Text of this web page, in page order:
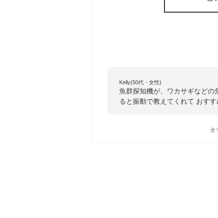
Kelly(50代・女性)
魚群探知機が、ワカサギなど
ると振動で教えてくれて おす
全